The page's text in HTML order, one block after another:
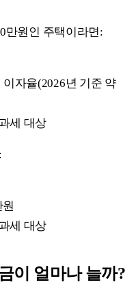
만원인 주택이라면:
자율(2026년 기준 약
세 대상
세 대상
이 얼마나 늘까?